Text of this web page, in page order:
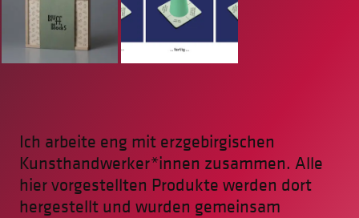
Ich arbeite eng mit erzgebirgischen
Kunsthandwerker*innen zusammen. Alle
hier vorgestellten Produkte werden dort
hergestellt und wurden gemeinsam